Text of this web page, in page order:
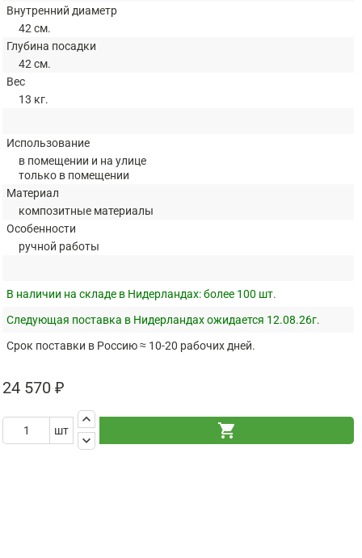
Внутренний диаметр
42 см.
Глубина посадки
42 см.
Вес
13 кг.
Использование
в помещении и на улице
только в помещении
Материал
композитные материалы
Особенности
ручной работы
В наличии на складе в Нидерландах:более 100 шт.
Следующая поставка в Нидерландах ожидается 12.08.26г.
Срок поставки в Россию ≈ 10-20 рабочих дней.
24 570 ₽
шт
keyboard_arrow_up
keyboard_arrow_down
shopping_cart